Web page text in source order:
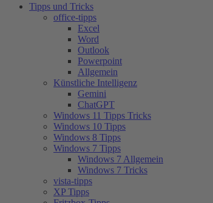
Tipps und Tricks
office-tipps
Excel
Word
Outlook
Powerpoint
Allgemein
Künstliche Intelligenz
Gemini
ChatGPT
Windows 11 Tipps Tricks
Windows 10 Tipps
Windows 8 Tipps
Windows 7 Tipps
Windows 7 Allgemein
Windows 7 Tricks
vista-tipps
XP Tipps